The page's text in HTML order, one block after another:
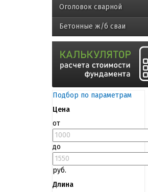
Оголовок сварной
Бетонные ж/б сваи
Подбор по параметрам
Цена
от
до
руб.
Длина